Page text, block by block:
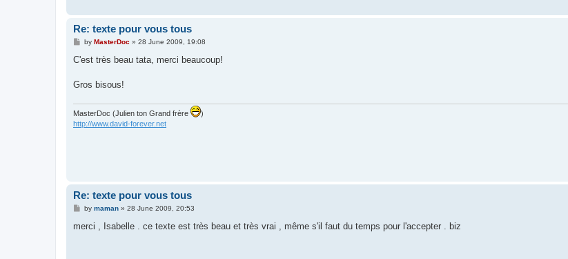
Re: texte pour vous tous
P
s
by MasterDoc » 28 June 2009, 19:08
C'est très beau tata, merci beaucoup!
Gros bisous!
MasterDoc (Julien ton Grand frère
)
http://www.david-forever.net
Re: texte pour vous tous
P
s
by maman» 28 June 2009, 20:53
merci , Isabelle . ce texte est très beau et très vrai , même s'il faut du temps pour l'accepter . biz